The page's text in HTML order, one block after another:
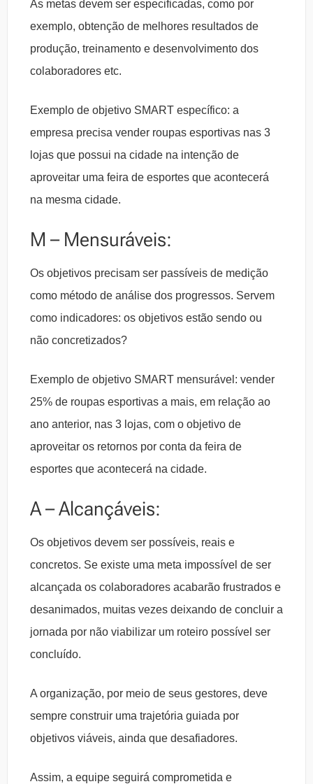
As metas devem ser especificadas, como por
exemplo, obtenção de melhores resultados de
produção, treinamento e desenvolvimento dos
colaboradores etc.
Exemplo de objetivo SMART específico: a
empresa precisa vender roupas esportivas nas 3
lojas que possui na cidade na intenção de
aproveitar uma feira de esportes que acontecerá
na mesma cidade.
M – Mensuráveis:
Os objetivos precisam ser passíveis de medição
como método de análise dos progressos. Servem
como indicadores: os objetivos estão sendo ou
não concretizados?
Exemplo de objetivo SMART mensurável: vender
25% de roupas esportivas a mais, em relação ao
ano anterior, nas 3 lojas, com o objetivo de
aproveitar os retornos por conta da feira de
esportes que acontecerá na cidade.
A – Alcançáveis:
Os objetivos devem ser possíveis, reais e
concretos. Se existe uma meta impossível de ser
alcançada os colaboradores acabarão frustrados e
desanimados, muitas vezes deixando de concluir a
jornada por não viabilizar um roteiro possível ser
concluído.
A organização, por meio de seus gestores, deve
sempre construir uma trajetória guiada por
objetivos viáveis, ainda que desafiadores.
Assim, a equipe seguirá comprometida e